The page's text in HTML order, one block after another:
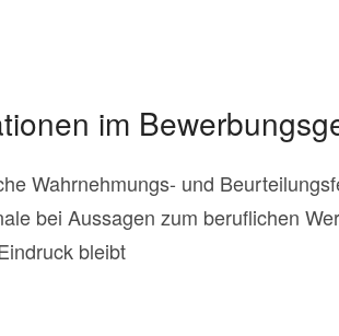
im
Wahrnehmungs- und
bei Aussagen zum beruflichen
bleibt